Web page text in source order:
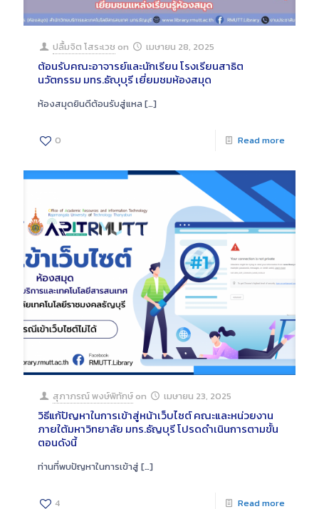
ปลื้มจิต โสระเวช on เมษายน 28, 2025
ต้อนรับคณะอาจารย์และนักเรียน โรงเรียนสาธิต
นวัตกรรม มทร.ธัญุบุรี เยี่ยมชมห้องสมุด
ห้องสมุดยินดีต้อนรับสู่แหล […]
0 Read more
สุภาภรณ์ พงษ์พิทักษ์ on เมษายน 23, 2025
วิธีแก้ปัญหาในการเข้าสู่หน้าเว็บไซต์ คณะและหน่วยงาน
ภายใต้มหาวิทยาลัย มทร.ธัญบุรี โปรดดำเนินการตามขั้น
ตอนดังนี้
ท่านที่พบปัญหาในการเข้าสู่ […]
4 Read more